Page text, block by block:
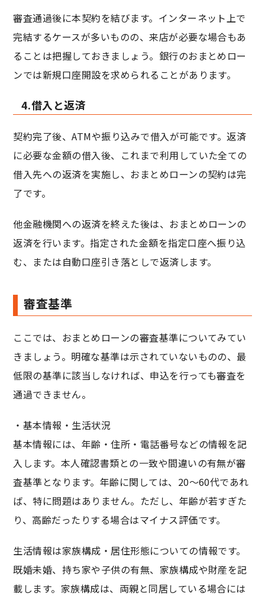
審査通過後に本契約を結びます。インターネット上で
完結するケースが多いものの、来店が必要な場合もあ
ることは把握しておきましょう。銀行のおまとめロー
ンでは新規口座開設を求められることがあります。
4.借入と返済
契約完了後、ATMや振り込みで借入が可能です。返済
に必要な金額の借入後、これまで利用していた全ての
借入先への返済を実施し、おまとめローンの契約は完
了です。
他金融機関への返済を終えた後は、おまとめローンの
返済を行います。指定された金額を指定口座へ振り込
む、または自動口座引き落としで返済します。
審査基準
ここでは、おまとめローンの審査基準についてみてい
きましょう。明確な基準は示されていないものの、最
低限の基準に該当しなければ、申込を行っても審査を
通過できません。
・基本情報・生活状況
基本情報には、年齢・住所・電話番号などの情報を記
入します。本人確認書類との一致や間違いの有無が審
査基準となります。年齢に関しては、20～60代であれ
ば、特に問題はありません。ただし、年齢が若すぎた
り、高齢だったりする場合はマイナス評価です。
生活情報は家族構成・居住形態についての情報です。
既婚未婚、持ち家や子供の有無、家族構成や財産を記
載します。家族構成は、両親と同居している場合には